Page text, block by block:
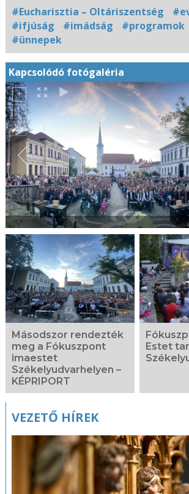
#Eucharisztia – Oltáriszentség
#ifjúság
#imádság #programok
#ünnepek
Kapcsolódó fotógaléria
Másodszor rendezték
meg a Fókuszpont
imaestet
Székelyudvarhelyen –
KÉPRIPORT
Estet
VEZETŐ HÍREK